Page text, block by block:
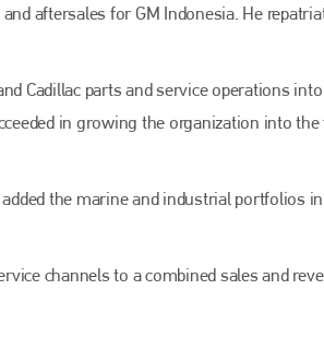
aftersales for GM Indonesia. He
Cadillac parts and service operations
in growing the organization into
the marine and industrial portfolios
channels to a combined sales and